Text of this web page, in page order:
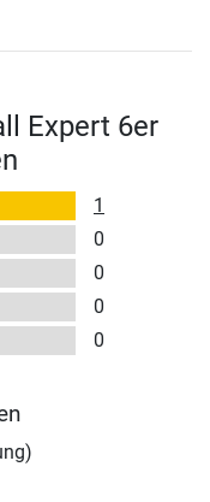
Expert 6er
1
0
0
0
0